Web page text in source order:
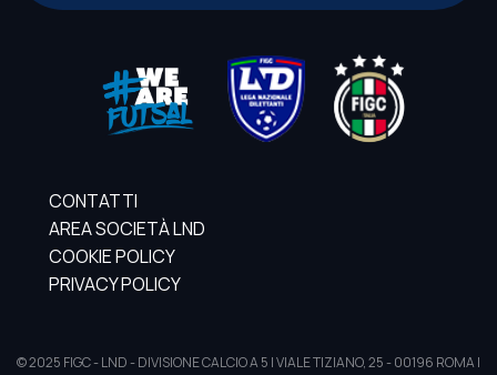
CONTATTI
AREA SOCIETÀ LND
COOKIE POLICY
PRIVACY POLICY
© 2025 FIGC - LND - DIVISIONE CALCIO A 5 | VIALE TIZIANO, 25 - 00196 ROMA |